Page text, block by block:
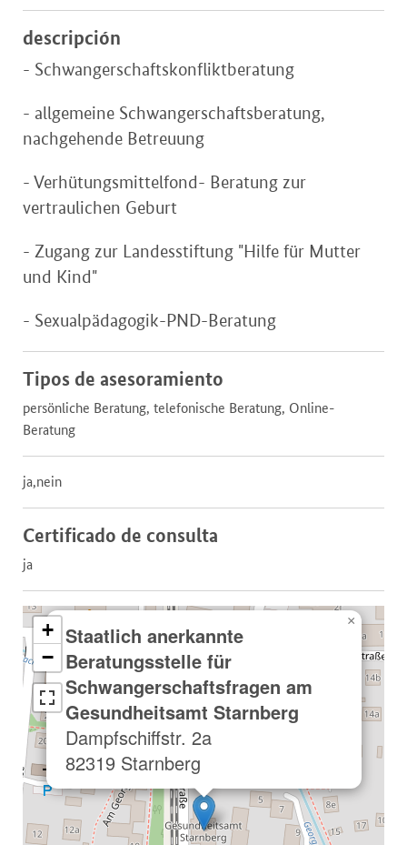
descripción
- Schwangerschaftskonfliktberatung
- allgemeine Schwangerschaftsberatung,
nachgehende Betreuung
- Verhütungsmittelfond- Beratung zur
vertraulichen Geburt
- Zugang zur Landesstiftung "Hilfe für Mutter
und Kind"
- Sexualpädagogik-PND-Beratung
Tipos de asesoramiento
persönliche Beratung, telefonische Beratung, Online-
Beratung
ja,nein
Certificado de consulta
ja
Staatlich anerkannte
Beratungsstelle für
Schwangerschaftsfragen am
Gesundheitsamt Starnberg
Dampfschiffstr. 2a
82319 Starnberg
×
+
−